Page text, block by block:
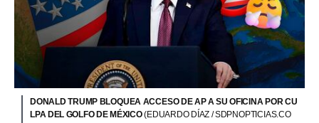
DONALD TRUMP BLOQUEA ACCESO DE AP A SU OFICINA POR CU
LPA DEL GOLFO DE MÉXICO(EDUARDO DÍAZ / SDPNOPTICIAS.CO